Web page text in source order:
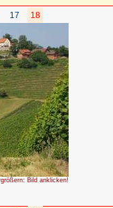
17 18
Bild anklicken!